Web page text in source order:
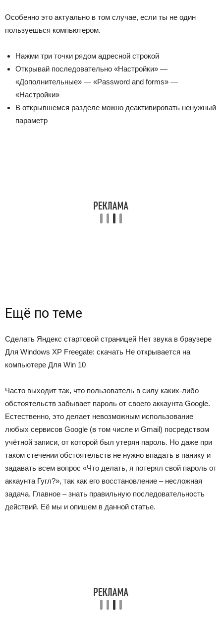
Особенно это актуально в том случае, если ты не один
пользуешься компьютером.
Нажми три точки рядом адресной строкой
Открывай последовательно «Настройки» —
«Дополнительные» — «Password and forms» —
«Настройки»
В открывшемся разделе можно деактивировать ненужный
параметр
Ещё по теме
Сделать Яндекс стартовой страницей Нет звука в браузере
Для Windows XP Freegate: скачать Не открывается на
компьютере Для Win 10
Часто выходит так, что пользователь в силу каких-либо
обстоятельств забывает пароль от своего аккаунта Google.
Естественно, это делает невозможным использование
любых сервисов Google (в том числе и Gmail) посредством
учётной записи, от которой был утерян пароль. Но даже при
таком стечении обстоятельств не нужно впадать в панику и
задавать всем вопрос «Что делать, я потерял свой пароль от
аккаунта Гугл?», так как его восстановление – несложная
задача. Главное – знать правильную последовательность
действий. Её мы и опишем в данной статье.